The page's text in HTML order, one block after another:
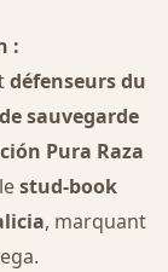
:
défenseurs du
sauvegarde
Pura Raza
stud-book
, marquant